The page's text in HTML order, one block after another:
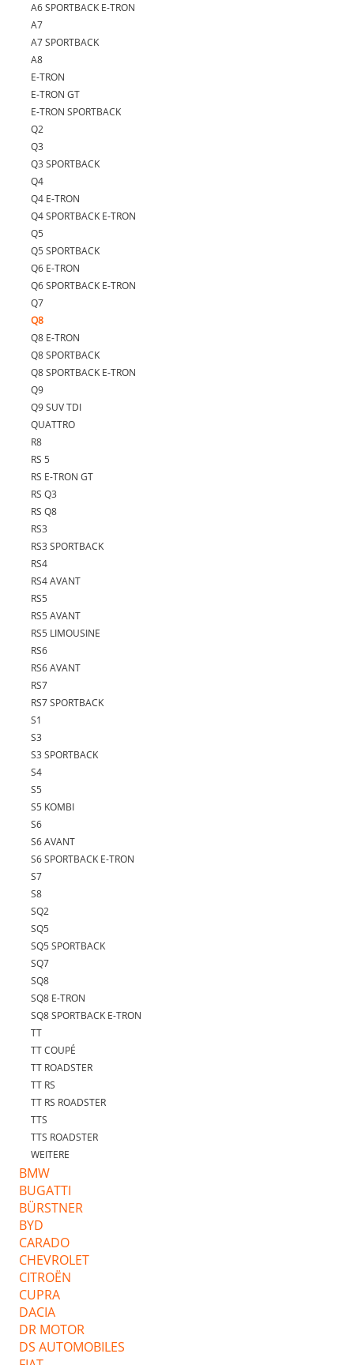
A6 SPORTBACK E-TRON
A7
A7 SPORTBACK
A8
E-TRON
E-TRON GT
E-TRON SPORTBACK
Q2
Q3
Q3 SPORTBACK
Q4
Q4 E-TRON
Q4 SPORTBACK E-TRON
Q5
Q5 SPORTBACK
Q6 E-TRON
Q6 SPORTBACK E-TRON
Q7
Q8
Q8 E-TRON
Q8 SPORTBACK
Q8 SPORTBACK E-TRON
Q9
Q9 SUV TDI
QUATTRO
R8
RS 5
RS E-TRON GT
RS Q3
RS Q8
RS3
RS3 SPORTBACK
RS4
RS4 AVANT
RS5
RS5 AVANT
RS5 LIMOUSINE
RS6
RS6 AVANT
RS7
RS7 SPORTBACK
S1
S3
S3 SPORTBACK
S4
S5
S5 KOMBI
S6
S6 AVANT
S6 SPORTBACK E-TRON
S7
S8
SQ2
SQ5
SQ5 SPORTBACK
SQ7
SQ8
SQ8 E-TRON
SQ8 SPORTBACK E-TRON
TT
TT COUPÉ
TT ROADSTER
TT RS
TT RS ROADSTER
TTS
TTS ROADSTER
WEITERE
BMW
BUGATTI
BÜRSTNER
BYD
CARADO
CHEVROLET
CITROËN
CUPRA
DACIA
DR MOTOR
DS AUTOMOBILES